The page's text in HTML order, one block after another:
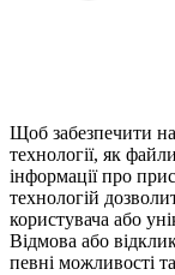
Щоб забезпечити
технології, як
інформації про
технологій
користувача або
Відмова або
певні можливості